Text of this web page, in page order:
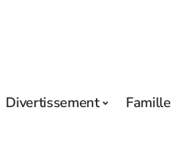
Divertissement Famille